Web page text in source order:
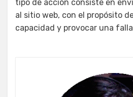
tipo de acción consiste en
al sitio web, con el propósito
capacidad y provocar una